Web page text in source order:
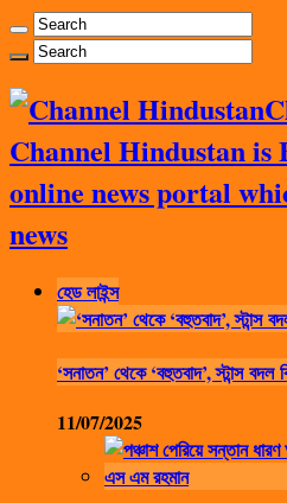
Channel Hindustan is
online news portal
news
হেড লাইন্স
‘সনাতন’ থেকে ‘বহুতবাদ’, স্টান্স বদল
11/07/2025